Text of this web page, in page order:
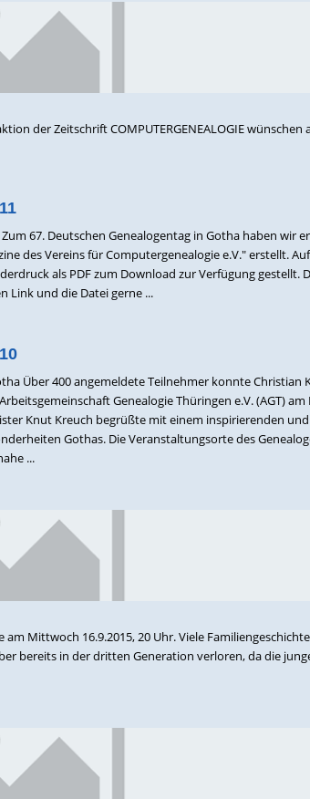
der Zeitschrift COMPUTERGENEALOGIE wünschen
67. Deutschen Genealogentag in Gotha haben wir
des Vereins für Computergenealogie e.V." erstellt.
als PDF zum Download zur Verfügung gestellt.
Link und die Datei gerne ...
Über 400 angemeldete Teilnehmer konnte Christian
Genealogie Thüringen e.V. (AGT)
Knut Kreuch begrüßte mit einem inspirierenden
Gothas. Die Veranstaltungsorte des
...
am Mittwoch 16.9.2015, 20 Uhr. Viele
bereits in der dritten Generation verloren, da die